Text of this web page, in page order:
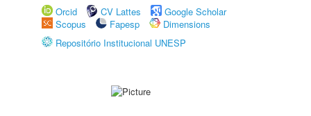
Orcid
CV Lattes
Google Scholar
Scopus
Fapesp
Dimensions
Repositório Institucional UNESP